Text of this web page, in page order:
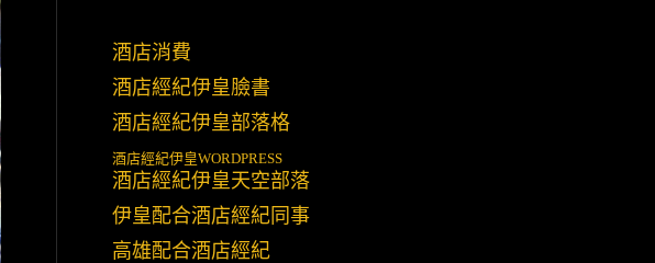
酒店消費
酒店經紀伊皇臉書
酒店經紀伊皇部落格
酒店經紀伊皇WORDPRESS
酒店經紀伊皇天空部落
伊皇配合酒店經紀同事
高雄配合酒店經紀